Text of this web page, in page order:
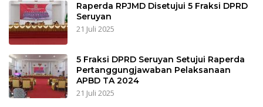
Raperda RPJMD Disetujui 5 Fraksi DPRD
Seruyan
21 Juli 2025
5 Fraksi DPRD Seruyan Setujui Raperda
Pertanggungjawaban Pelaksanaan
APBD TA 2024
21 Juli 2025